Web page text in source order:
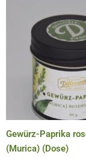
Gewürz-Paprika
(Murica) (Dose)